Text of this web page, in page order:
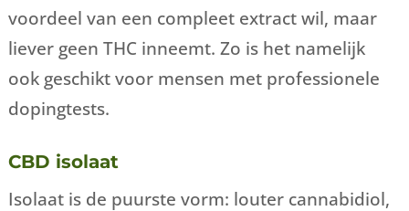
voordeel van een compleet extract wil, maar
liever geen THC inneemt. Zo is het namelijk
ook geschikt voor mensen met professionele
dopingtests.
CBD isolaat
Isolaat is de puurste vorm: louter cannabidiol,